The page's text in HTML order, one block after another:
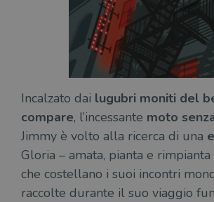
Incalzato dai lugubri moniti del
compare, l’incessante moto
Jimmy è volto alla ricerca di una
Gloria – amata, pianta e
che costellano i suoi incontri
raccolte durante il suo viaggio